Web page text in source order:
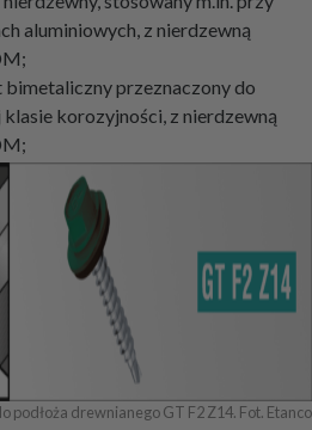
aluminiowych, z nierdzewną
bimetaliczny przeznaczony do
korozyjności, z nierdzewną
podłoża drewnianego GT F2 Z14. Fot. Etanco